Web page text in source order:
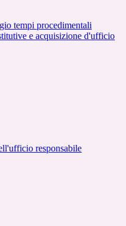
tempi procedimentali
e acquisizione d'ufficio
responsabile